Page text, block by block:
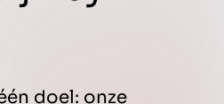
doel: onze